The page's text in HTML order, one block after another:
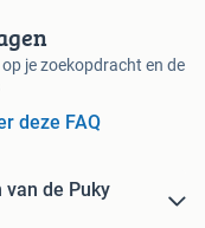
je zoekopdracht en de
deze FAQ
de Puky